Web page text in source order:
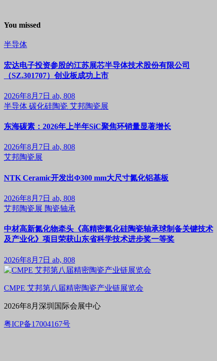
You missed
半导体
宏达电子投资参股的江苏展芯半导体技术股份有限公司
（SZ.301707）创业板成功上市
2026年8月7日 ab, 808
半导体 碳化硅陶瓷 艾邦陶瓷展
东海碳素：2026年上半年SiC聚焦环销量显著增长
2026年8月7日 ab, 808
艾邦陶瓷展
NTK Ceramic开发出Φ300 mm大尺寸氮化铝基板
2026年8月7日 ab, 808
艾邦陶瓷展 陶瓷轴承
中材高新氮化物牵头《高精密氮化硅陶瓷轴承球制备关键技术
及产业化》项目荣获山东省科学技术进步奖一等奖
2026年8月7日 ab, 808
CMPE 艾邦第八届精密陶瓷产业链展览会
2026年8月深圳国际会展中心
粤ICP备17004167号